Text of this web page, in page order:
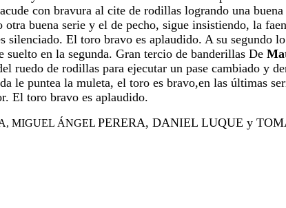
con bravura al cite de rodillas logrando una
buena serie y el de pecho, sigue insistiendo, la
silenciado. El toro bravo es aplaudido. A su segundo
suelto en la segunda. Gran tercio de banderillas De
ruedo de rodillas para ejecutar un pase cambiado y
le puntea la muleta, el toro es bravo,en las últimas
El toro bravo es aplaudido.
MIGUEL ÁNGEL PERERA, DANIEL LUQUE y